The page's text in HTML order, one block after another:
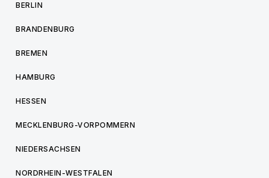
BERLIN
BRANDENBURG
BREMEN
HAMBURG
HESSEN
MECKLENBURG-VORPOMMERN
NIEDERSACHSEN
NORDRHEIN-WESTFALEN